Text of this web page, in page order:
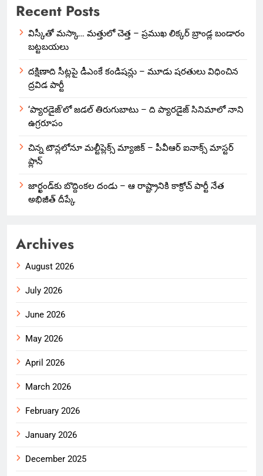
Recent Posts
విస్కీతో మస్కా… మత్తులో చెత్త – ప్రముఖ లిక్కర్ బ్రాండ్ల బండారం
బట్టబయలు
దక్షిణాది సీట్లపై డీఎంకే కండిషన్లు – మూడు షరతులు విధించిన
ద్రవిడ పార్టీ
‘ప్యారడైజ్’లో జడల్ తిరుగుబాటు – ది ప్యారడైజ్ సినిమాలో నాని
ఉగ్రరూపం
చిన్న టౌన్లలోనూ మల్టీప్లెక్స్‌ మ్యాజిక్ – పీవీఆర్ ఐనాక్స్ మాస్టర్
ప్లాన్
జార్ఖండ్‌కు బొద్దింకల దండు – ఆ రాష్ట్రానికి కాక్రోచ్ పార్టీ నేత
అభిజీత్ దీప్కే
Archives
August 2026
July 2026
June 2026
May 2026
April 2026
March 2026
February 2026
January 2026
December 2025